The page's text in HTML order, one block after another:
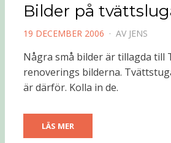
Bilder på
PUBLICERAD
19 DECEMBER 2006 AV JENS
Några små bilder är tillagda till
renoverings bilderna.
är därför. Kolla in de.
LÄS MER